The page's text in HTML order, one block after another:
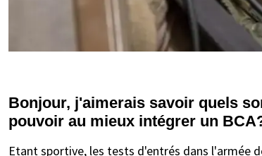
Bonjour, j'aimerais savoir quels
pouvoir au mieux intégrer un
Etant sportive, les tests d'entrés dans l'armée